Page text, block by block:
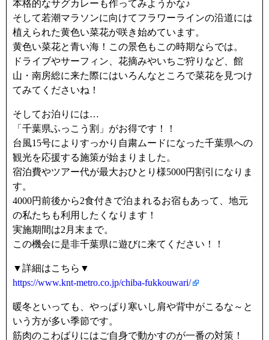
本格的なサグカレーも作ってみようかな♪
そして若潮マラソンに向けてフラワーラインの沿道には
植えられた黄色い菜花が咲き始めています。
黄色い菜花と青い海！この景色もこの時期ならでは。
ドライブやサーフィン、花摘みやいちご狩りなど、館
山・南房総に来た際にはいろんなところで菜花を見つけ
てみてくださいね！
そしてお泊りには…
「千葉県ふっこう割」がお得です！！
台風15号によりすっかり自粛ムードになった千葉県への
観光を応援する施策が始まりました。
宿泊費やツアー代が最大おひとり様5000円割引になりま
す。
4000円前後から2食付きで泊まれるお宿もあって、地元
の私たちも利用したくなります！
実施期間は2月末まで。
この機会に是非千葉県に遊びに来てください！！
▼詳細はこちら▼
https://www.knt-metro.co.jp/chiba-fukkouwari/
暖冬といっても、やっぱり寒いし肩や背中がこるな～と
いう方が多い季節です。
筋肉のこわばりにはご自身で動かすのが一番の対策！